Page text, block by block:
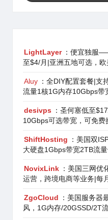
LightLayer ：便宜独服
至$4/月|亚洲五地可选，
Aluy ：全DIY配置套餐|支
流量1核1G内存10Gbps带
desivps
：圣何塞低至
10Gbps可选带宽，可免
ShiftHosting
：美国双
大硬盘1Gbps带宽2TB流
NovixLink ：美国三网优
运营，跨境电商等业务|每
ZgoCloud
：美国服务器
风，1G内存/20GSSD/2T